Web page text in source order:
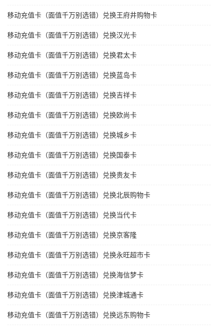
移动充值卡（面值千万别选错）兑换王府井购物卡
移动充值卡（面值千万别选错）兑换汉光卡
移动充值卡（面值千万别选错）兑换君太卡
移动充值卡（面值千万别选错）兑换蓝岛卡
移动充值卡（面值千万别选错）兑换吉祥卡
移动充值卡（面值千万别选错）兑换欧尚卡
移动充值卡（面值千万别选错）兑换城乡卡
移动充值卡（面值千万别选错）兑换国泰卡
移动充值卡（面值千万别选错）兑换贵友卡
移动充值卡（面值千万别选错）兑换北辰购物卡
移动充值卡（面值千万别选错）兑换当代卡
移动充值卡（面值千万别选错）兑换京客隆
移动充值卡（面值千万别选错）兑换永旺超市卡
移动充值卡（面值千万别选错）兑换海信梦卡
移动充值卡（面值千万别选错）兑换津城通卡
移动充值卡（面值千万别选错）兑换远东购物卡